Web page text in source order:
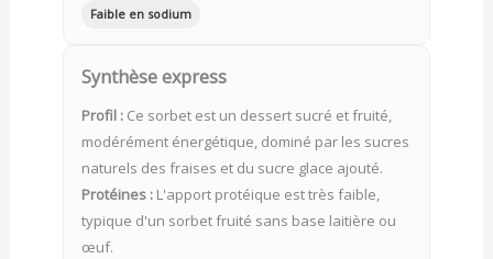
Faible en sodium
Synthèse express
Profil :Ce sorbet est un dessert sucré et fruité,
modérément énergétique, dominé par les sucres
naturels des fraises et du sucre glace ajouté.
Protéines :L'apport protéique est très faible,
typique d'un sorbet fruité sans base laitière ou
œuf.